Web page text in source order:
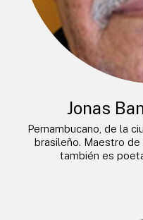
Jonas
Pernambucano, de la
brasileño. Maestro de
también es